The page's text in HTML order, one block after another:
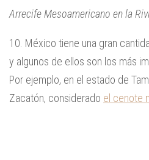
Arrecife Mesoamericano en la
10. México tiene una gran
y algunos de ellos son los más
Por ejemplo, en el estado de
Zacatón, considerado el cenote